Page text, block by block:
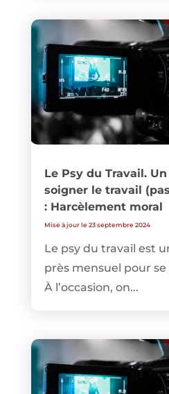
Le Psy du Travail.
soigner le travail
: Harcèlement moral
Mise à jour le 23 septembre 2024
Le psy du travail est
près mensuel pour
À l’occasion, on...